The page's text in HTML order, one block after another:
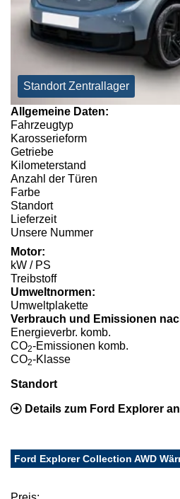
Standort Zentrallager
Allgemeine Daten:
Fahrzeugtyp
Karosserieform
Getriebe
Kilometerstand
Anzahl der Türen
Farbe
Standort
Lieferzeit
Unsere Nummer
Motor:
kW / PS
Treibstoff
Umweltnormen:
Umweltplakette
Verbrauch und Emissionen
Energieverbr. komb.
CO2-Emissionen komb.
CO2-Klasse
Standort
Details zum Ford Explorer
Ford Explorer Collection AWD